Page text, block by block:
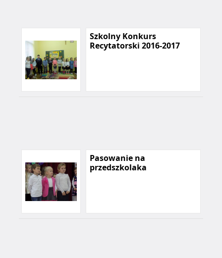
Szkolny Konkurs
Recytatorski 2016-2017
Pasowanie na
przedszkolaka